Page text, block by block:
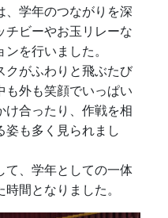
、学年のつながりを深
チビーやお玉リレーな
を行いました。
クがふわりと飛ぶたび
も外も笑顔でいっぱい
け合ったり、作戦を相
姿も多く見られまし
て、学年としての一体
間となりました。